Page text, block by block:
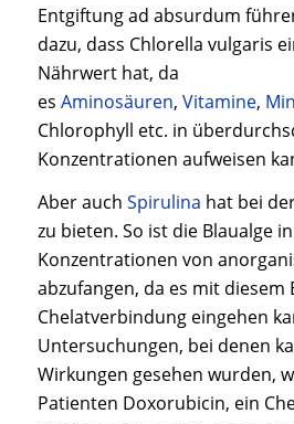
Entgiftung ad absurdum
dazu, dass Chlorella vulgaris
Nährwert hat, da
es Aminosäuren, Vitamine,
Chlorophyll etc. in
Konzentrationen aufweisen
Aber auch Spirulina hat bei
zu bieten. So ist die Blaualge
Konzentrationen von
abzufangen, da es mit diesem
Chelatverbindung eingehen
Untersuchungen, bei denen
Wirkungen gesehen wurden,
Patienten Doxorubicin, ein